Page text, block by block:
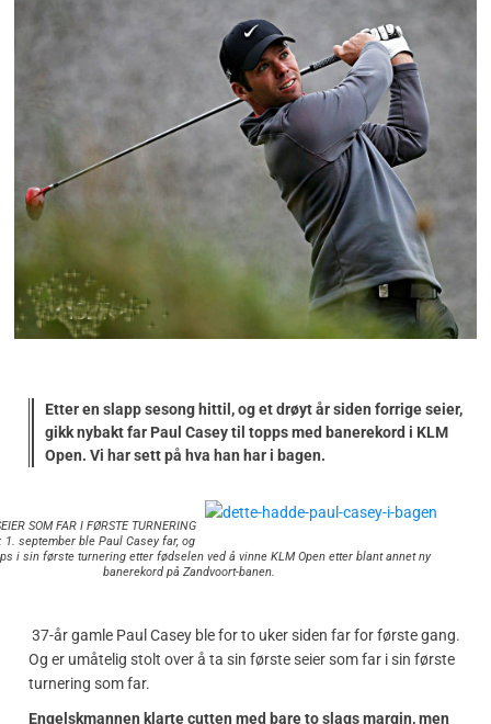
Etter en slapp sesong hittil, og et drøyt år siden forrige seier,
gikk nybakt far Paul Casey til topps med banerekord i KLM
Open. Vi har sett på hva han har i bagen.
SOM FAR I FØRSTE TURNERING
1. september ble Paul Casey far, og
i sin første turnering etter fødselen ved å vinne KLM Open etter blant annet ny
banerekord på Zandvoort-banen.
37-år gamle Paul Casey ble for to uker siden far for første gang.
Og er umåtelig stolt over å ta sin første seier som far i sin første
turnering som far.
Engelskmannen klarte cutten med bare to slags margin, men